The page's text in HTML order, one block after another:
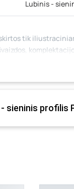
Lubinis -
tik
pobūdžio,
galioja pirkimo
sieninis profilis